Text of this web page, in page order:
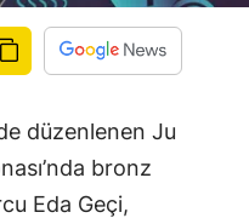
düzenlenen Ju
bronz
Eda Geçi,